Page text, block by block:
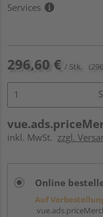
Services
296,60 € / Stk.
inkl. MwSt. zzgl.
Online
Auf